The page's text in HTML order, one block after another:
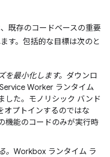
既存のコードベースの重要
す。包括的な目標は次のと
最小化します。 ダウンロ
Worker ランタイム
した。モノリシック バンド
オプトインするのではな
機能のコードのみが実行時
Workbox ランタイム ラ